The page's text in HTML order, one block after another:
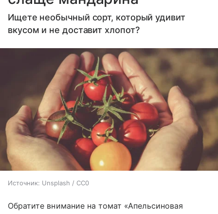
Ищете необычный сорт, который удивит
вкусом и не доставит хлопот?
Источник: Unsplash / CC0
Обратите внимание на томат «Апельсиновая